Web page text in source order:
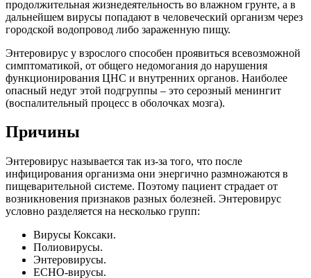
продолжительная жизнедеятельность во влажном грунте, а в
дальнейшем вирусы попадают в человеческий организм через
городской водопровод либо зараженную пищу.
Энтеровирус у взрослого способен проявиться всевозможной
симптоматикой, от общего недомогания до нарушения
функционирования ЦНС и внутренних органов. Наиболее
опасный недуг этой подгруппы – это серозный менингит
(воспалительный процесс в оболочках мозга).
Причины
Энтеровирус называется так из-за того, что после
инфицирования организма они энергично размножаются в
пищеварительной системе. Поэтому пациент страдает от
возникновения признаков разных болезней. Энтеровирус
условно разделяется на несколько групп:
Вирусы Коксаки.
Полиовирусы.
Энтеровирусы.
ECHO-вирусы.